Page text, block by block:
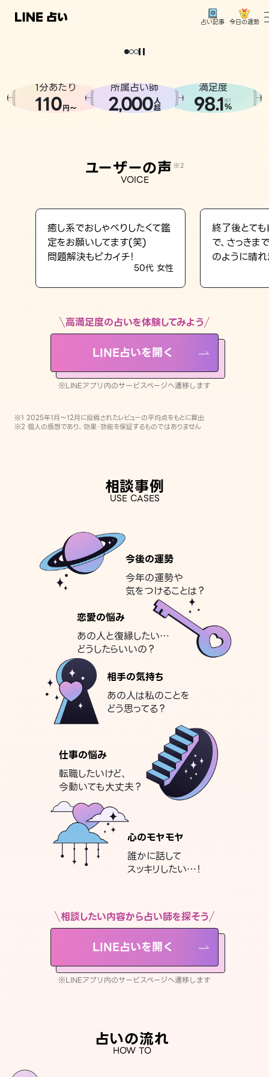
占い記事 今日の運勢
相談事例
占い記事
LINE占いを開く
※LINEアプリ内のサービスページへ遷移します
どうせなら
。
1分あたり
110円〜
所属占い師
2,000人
超
満足度
98.1※1
%
ユーザーの声 ※2
VOICE
癒し系でおしゃべりしたくて鑑
定をお願いしてます(笑)
問題解決もピカイチ！
50代 女性
終了後とて
で、さっき
のように晴れ
高満足度の占いを体験してみよう
LINE占いを開く
※LINEアプリ内のサービスページへ遷移します
※1 2025年1月〜12月に投稿されたレビューの平均点をもとに算出
※2 個人の感想であり、効果・効能を保証するものではありません
相談事例
USE CASES
今後の運勢
今年の運勢や
気をつけることは？
恋愛の悩み
あの人と復縁したい…
どうしたらいいの？
相手の気持ち
あの人は私のことを
どう思ってる？
仕事の悩み
転職したいけど、
今動いても大丈夫？
心のモヤモヤ
誰かに話して
スッキリしたい…！
相談したい内容から占い師を探そう
LINE占いを開く
※LINEアプリ内のサービスページへ遷移します
占いの流れ
HOW TO